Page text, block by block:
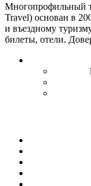
Многопрофильный
Travel) основан в
и въездному
билеты, отели.